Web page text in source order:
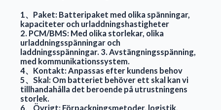
1、Paket: Batteripaket med olika spänningar,
kapaciteter och urladdningshastigheter
2. PCM/BMS: Med olika storlekar, olika
urladdningsspänningar och
laddningsspänningar. 3. Avstängningsspänning,
med kommunikationssystem.
4、Kontakt: Anpassas efter kundens behov
5、Skal: Om batteriet behöver ett skal kan vi
tillhandahålla det beroende på utrustningens
storlek.
6、Övrigt: Förpackningsmetoder, logistik,